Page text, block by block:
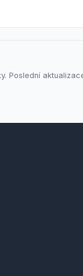
Poslední